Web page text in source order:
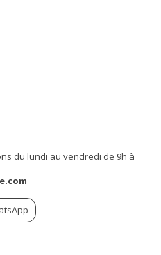
du lundi au vendredi de 9h à